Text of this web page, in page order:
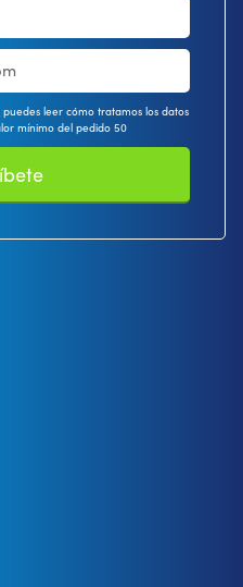
leer cómo tratamos los datos
mínimo del pedido 50